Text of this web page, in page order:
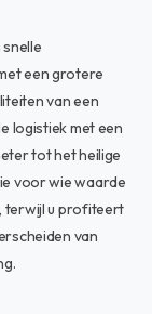
een grotere
van een
logistiek met een
tot het heilige
voor wie waarde
terwijl u profiteert
van